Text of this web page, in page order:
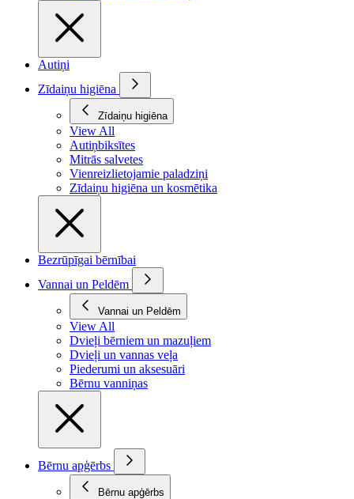
Autiņi
Zīdaiņu higiēna
Zīdaiņu higiēna
View All
Autiņbiksītes
Mitrās salvetes
Vienreizlietojamie paladziņi
Zīdaiņu higiēna un kosmētika
Bezrūpīgai bērnībai
Vannai un Peldēm
Vannai un Peldēm
View All
Dvieļi bērniem un mazuļiem
Dvieļi un vannas veļa
Piederumi un aksesuāri
Bērnu vanniņas
Bērnu apģērbs
Bērnu apģērbs